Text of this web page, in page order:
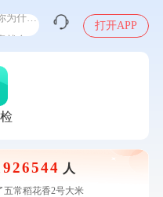
感染人偏肺病毒就会得肺炎吗
约
查
打开APP
926544 人
士多种维生素矿物质片1.5g*60片*2
熊电烤箱 DKX-F10M6
了脑血管系统套餐
脑血管系统套餐
了BP3颈椎热敷枕
五常稻花香2号大米